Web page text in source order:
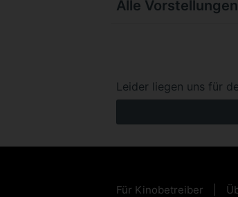
Alle
Leider liegen uns für
Für Kinobetreiber